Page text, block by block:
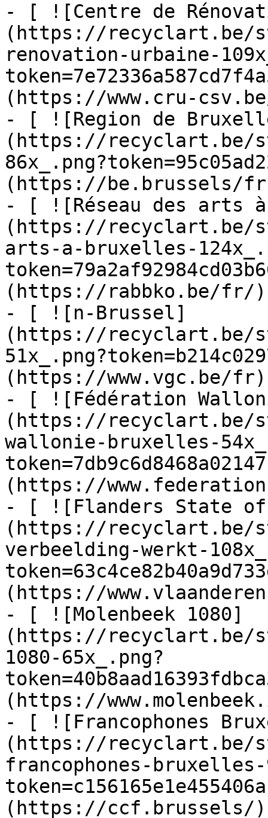
- [ ![Centre de
(https://recyclart.be/
renovation-urbaine-
(https://www.cru-
- [ ![Region de
(https://recyclart.be/
(https://be.brussels/
- [ ![Réseau des arts
(https://recyclart.be/
arts-a-bruxelles-
(https://rabbko.be/fr/)
- [ ![n-Brussel]
(https://recyclart.be/
(https://www.vgc.be/fr)
- [ ![Fédération
(https://recyclart.be/
wallonie-bruxelles-
(https://
- [ ![Flanders State
(https://recyclart.be/
verbeelding-werkt-
(https://
- [ ![Molenbeek 1080]
(https://recyclart.be/
1080-65x_.png?
(https://
- [ ![Francophones
(https://recyclart.be/
francophones-bruxelles-
(https://ccf.brussels/)